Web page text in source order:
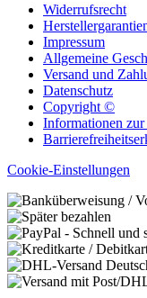
Widerrufsrecht
Impressum
Allgemeine
Versand und
Datenschutz
Copyright ©
Informationen
Cookie-Einstellungen